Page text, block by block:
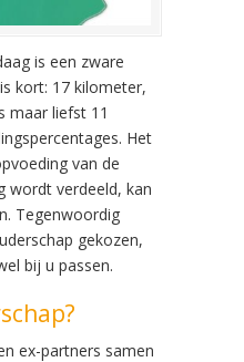
is een zware
kort: 17 kilometer,
maar liefst 11
Het
van de
wordt verdeeld, kan
Tegenwoordig
gekozen,
bij u passen.
ex-partners samen